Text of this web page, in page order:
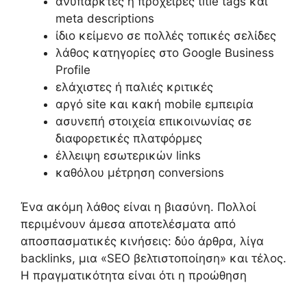
meta descriptions
ίδιο κείμενο σε πολλές τοπικές σελίδες
λάθος κατηγορίες στο Google Business
Profile
ελάχιστες ή παλιές κριτικές
αργό site και κακή mobile εμπειρία
ασυνεπή στοιχεία επικοινωνίας σε
διαφορετικές πλατφόρμες
έλλειψη εσωτερικών links
καθόλου μέτρηση conversions
Ένα ακόμη λάθος είναι η βιασύνη. Πολλοί
περιμένουν άμεσα αποτελέσματα από
αποσπασματικές κινήσεις: δύο άρθρα, λίγα
backlinks, μια «SEO βελτιστοποίηση» και τέλος.
Η πραγματικότητα είναι ότι η προώθηση